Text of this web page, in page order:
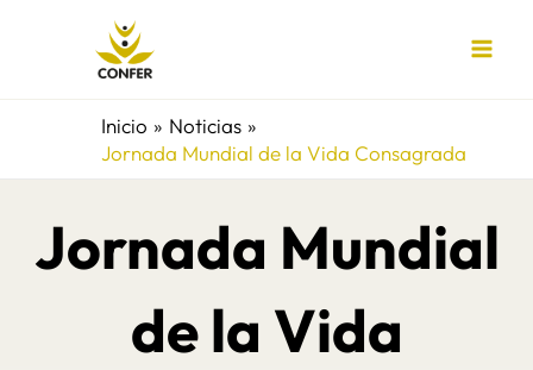
Inicio
Noticias
Jornada Mundial de la Vida Consagrada
Jornada Mundial
de la Vida